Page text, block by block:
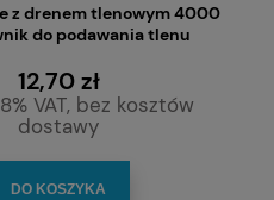
z drenem tlenowym 4000
do podawania tlenu
12,70 zł
VAT, bez kosztów
dostawy
DO KOSZYKA